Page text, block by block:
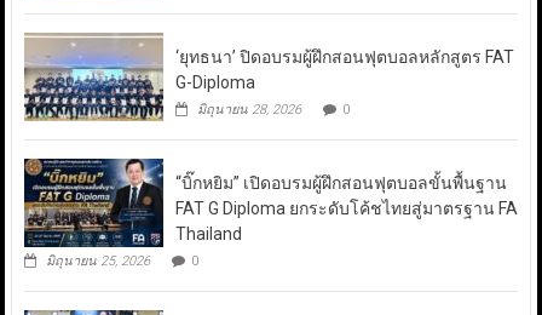
‘ยุทธนา’ ปิดอบรมผู้ฝึกสอนฟุตบอลหลักสูตร FAT
G-Diploma
มิถุนายน 28, 2026 0
“บิ๊กหยิม” เปิดอบรมผู้ฝึกสอนฟุตบอลขั้นพื้นฐาน
FAT G Diploma ยกระดับโค้ชไทยสู่มาตรฐาน FA
Thailand
มิถุนายน 25, 2026 0